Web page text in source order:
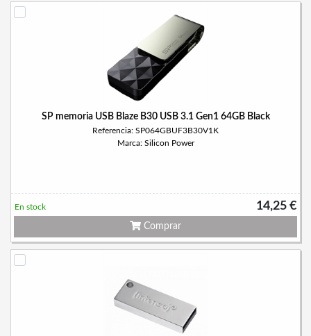
SP memoria USB Blaze B30 USB 3.1 Gen1 64GB Black
Referencia: SP064GBUF3B30V1K
Marca: Silicon Power
14,25 €
En stock
Comprar